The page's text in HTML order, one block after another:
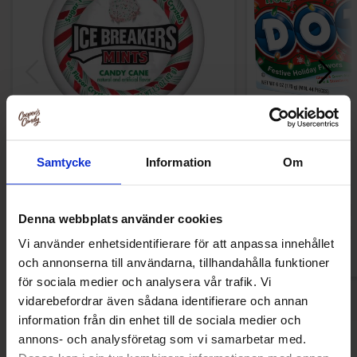
Samtycke Information Om
Denna webbplats använder cookies
Vi använder enhetsidentifierare för att anpassa innehållet
och annonserna till användarna, tillhandahålla funktioner
för sociala medier och analysera vår trafik. Vi
vidarebefordrar även sådana identifierare och annan
information från din enhet till de sociala medier och
annons- och analysföretag som vi samarbetar med.
42.90 kr
Køb